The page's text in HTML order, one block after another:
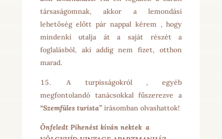
társaságomnak, akkor a lemondási
lehetőség előtt pár nappal kérem , hogy
mindenki utalja át a saját részét a
foglalásból, aki addig nem fizet, otthon
marad.
A turpisságokról , egyéb
megfontolandó tanácsokkal fűszerezve a
“Szemfüles turista”írásomban olvashattok!
Önfeledt Pihenést kíván nektek a